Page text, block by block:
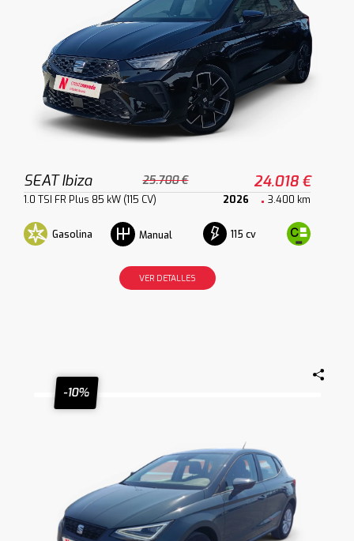
SEAT Ibiza 25.700 € 24.018 €
1.0 TSI FR Plus 85 kW (115 CV) 2026 3.400 km
Gasolina Manual 115 cv
VER DETALLES
-10%